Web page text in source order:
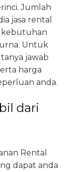
Jumlah
jasa rental
kebutuhan
Untuk
jawab
harga
anda.
dari
Rental
dapat anda